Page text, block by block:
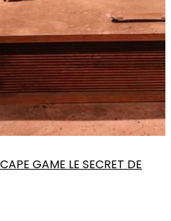
GAME LE SECRET DE